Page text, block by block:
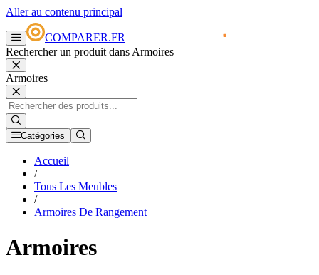
Aller au contenu principal
COMPARER.FR
Rechercher un produit dans Armoires
Armoires
Catégories
Accueil
/
Tous Les Meubles
/
Armoires De Rangement
Armoires